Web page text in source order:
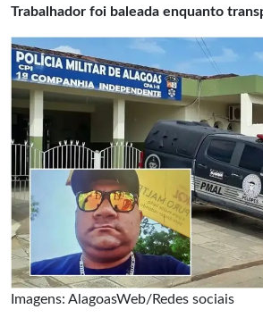
Trabalhador foi baleada enquanto
Imagens: AlagoasWeb/Redes sociais